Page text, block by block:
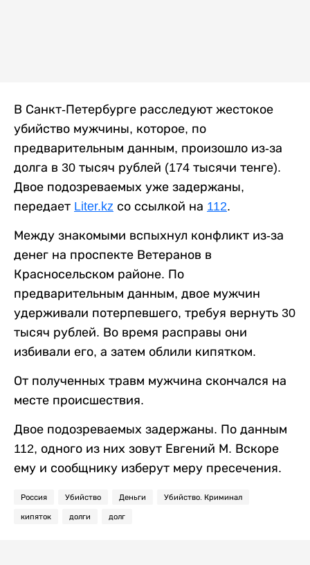
В Санкт-Петербурге расследуют жестокое
убийство мужчины, которое, по
предварительным данным, произошло из-за
долга в 30 тысяч рублей (174 тысячи тенге).
Двое подозреваемых уже задержаны,
передает Liter.kz со ссылкой на 112.
Между знакомыми вспыхнул конфликт из-за
денег на проспекте Ветеранов в
Красносельском районе. По
предварительным данным, двое мужчин
удерживали потерпевшего, требуя вернуть 30
тысяч рублей. Во время расправы они
избивали его, а затем облили кипятком.
От полученных травм мужчина скончался на
месте происшествия.
Двое подозреваемых задержаны. По данным
112, одного из них зовут Евгений М. Вскоре
ему и сообщнику изберут меру пресечения.
Россия Убийство Деньги Убийство. Криминал
кипяток долги долг